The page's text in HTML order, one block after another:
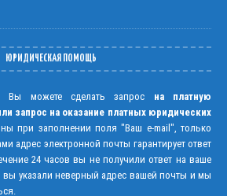
ЮРИДИЧЕСКАЯ ПОМОЩЬ
Вы можете сделать запрос на платную
запрос на оказание платных юридических
при заполнении поля "Ваш e-mail", только
адрес электронной почты гарантирует ответ
24 часов вы не получили ответ на ваше
вы указали неверный адрес вашей почты и мы